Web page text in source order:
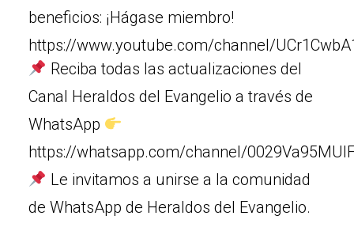
beneficios: ¡Hágase miembro!
https://www.youtube.com/channel/
Reciba todas las actualizaciones del
Canal Heraldos del Evangelio a través de
WhatsApp
https://whatsapp.com/channel/
Le invitamos a unirse a la comunidad
de WhatsApp de Heraldos del Evangelio.